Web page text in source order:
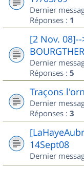
Dernier
Réponses : 1
[2 Nov. 08]--
Dernier
Réponses : 5
Traçons
Dernier
Réponses : 3
14Sept08
Dernier